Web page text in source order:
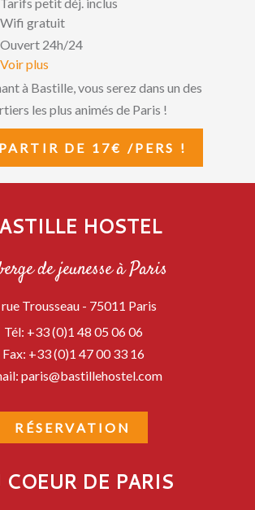
Wifi gratuit
Ouvert 24h/24
Voir plus
à Bastille, vous serez dans un des
les plus animés de Paris !
DE 17€ /PERS !
HOSTEL
de jeunesse à Paris
Trousseau - 75011 Paris
Tél: +33 (0)1 48 05 06 06
Fax: +33 (0)1 47 00 33 16
paris@bastillehostel.com
RÉSERVATION
COEUR DE PARIS